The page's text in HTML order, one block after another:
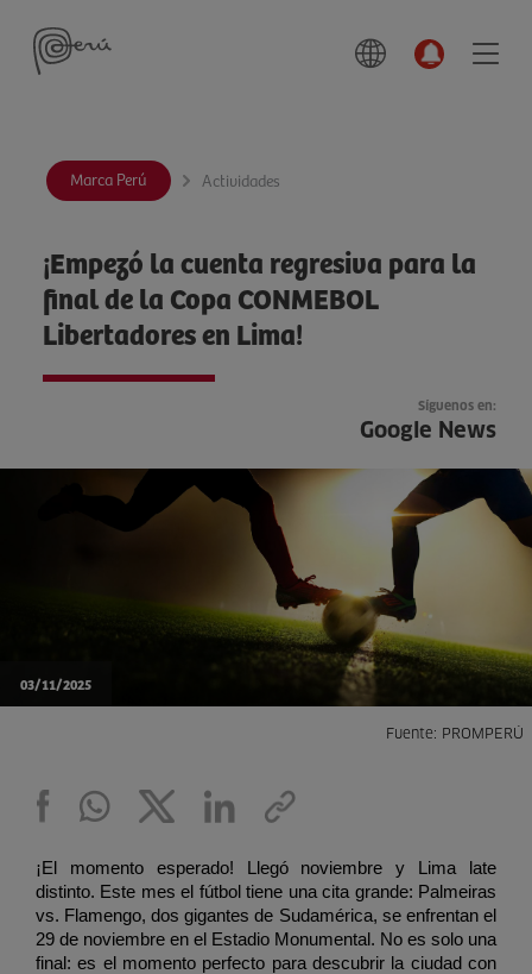
Marca Perú Actividades
¡Empezó la cuenta regresiva para la
final de la Copa CONMEBOL
Libertadores en Lima!
Síguenos en:
Google News
03/11/2025
Fuente: PROMPERÚ
¡El momento esperado! Llegó noviembre y Lima late
distinto. Este mes el fútbol tiene una cita grande: Palmeiras
vs. Flamengo, dos gigantes de Sudamérica, se enfrentan el
29 de noviembre en el Estadio Monumental. No es solo una
final: es el momento perfecto para descubrir la ciudad con